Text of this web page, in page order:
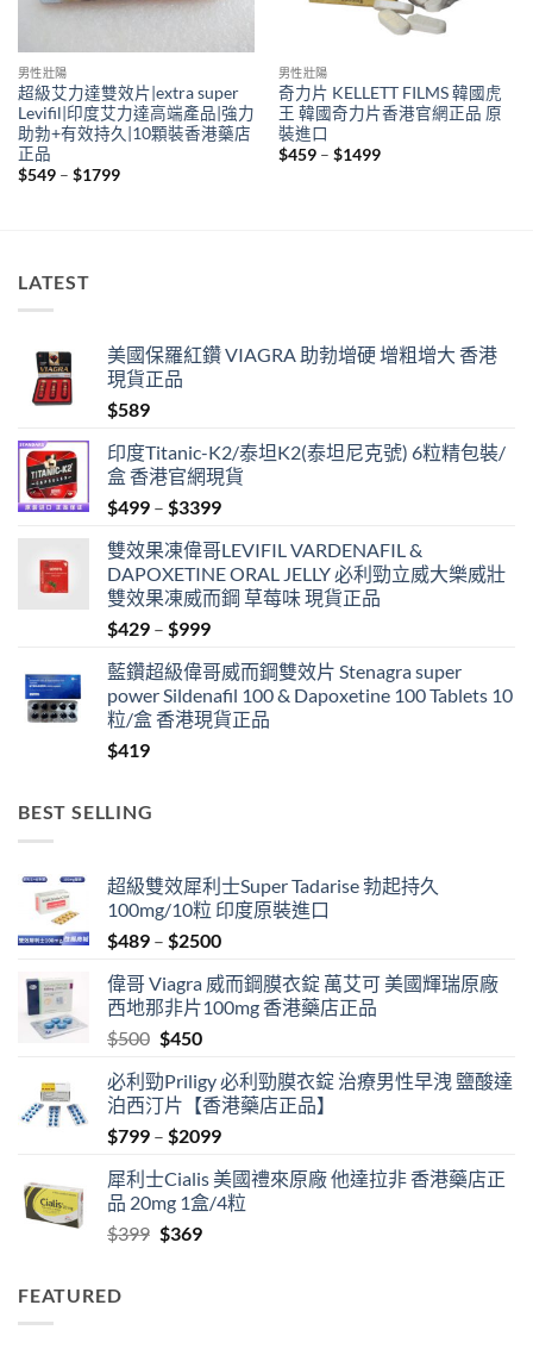
男性壯陽
超級艾力達雙效片|extra super
Levifil|印度艾力達高端產品|強力
助勃+有效持久|10顆裝香港藥店
正品
$549 – $1799Price
男性壯陽
奇力片 KELLETT FILMS 韓國虎
王 韓國奇力片香港官網正品 原
裝進口
$459 – $1499Price
LATEST
美國保羅紅鑽 VIAGRA 助勃增硬 增粗增大 香港
現貨正品
$589
印度Titanic-K2/泰坦K2(泰坦尼克號) 6粒精包裝/
盒 香港官網現貨
$499 – $3399Price
$499
through
$3399
雙效果凍偉哥LEVIFIL VARDENAFIL &
DAPOXETINE ORAL JELLY 必利勁立威大樂威壯
雙效果凍威而鋼 草莓味 現貨正品
$429 – $999Price
$429
through
$999
藍鑽超級偉哥威而鋼雙效片 Stenagra super
power Sildenafil 100 & Dapoxetine 100 Tablets 10
粒/盒 香港現貨正品
$419
BEST SELLING
超級雙效犀利士Super Tadarise 勃起持久
100mg/10粒 印度原裝進口
$489 – $2500Price
$489
through
偉哥 Viagra 威而鋼膜衣錠 萬艾可 美國輝瑞原廠
西地那非片100mg 香港藥店正品
$500 Original
was:
$500.
$450Current
is:
$450.
必利勁Priligy 必利勁膜衣錠 治療男性早洩 鹽酸達
泊西汀片【香港藥店正品】
$799 – $2099Price
$799
through
犀利士Cialis 美國禮來原廠 他達拉非 香港藥店正
品 20mg 1盒/4粒
$399 Original
$369Current
FEATURED